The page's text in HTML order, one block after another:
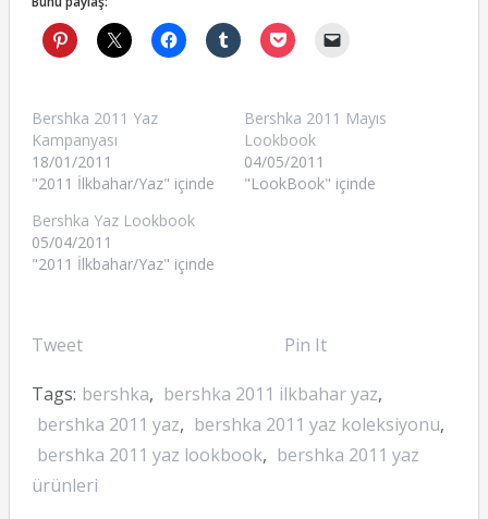
Bershka 2011 Yaz
Kampanyası
18/01/2011
"2011 İlkbahar/Yaz" içinde
Bershka 2011 Mayıs
Lookbook
04/05/2011
"LookBook" içinde
Bershka Yaz Lookbook
05/04/2011
"2011 İlkbahar/Yaz" içinde
Tweet Pin It
Tags: bershka, bershka 2011 ilkbahar yaz,
bershka 2011 yaz, bershka 2011 yaz koleksiyonu,
bershka 2011 yaz lookbook, bershka 2011 yaz
ürünleri